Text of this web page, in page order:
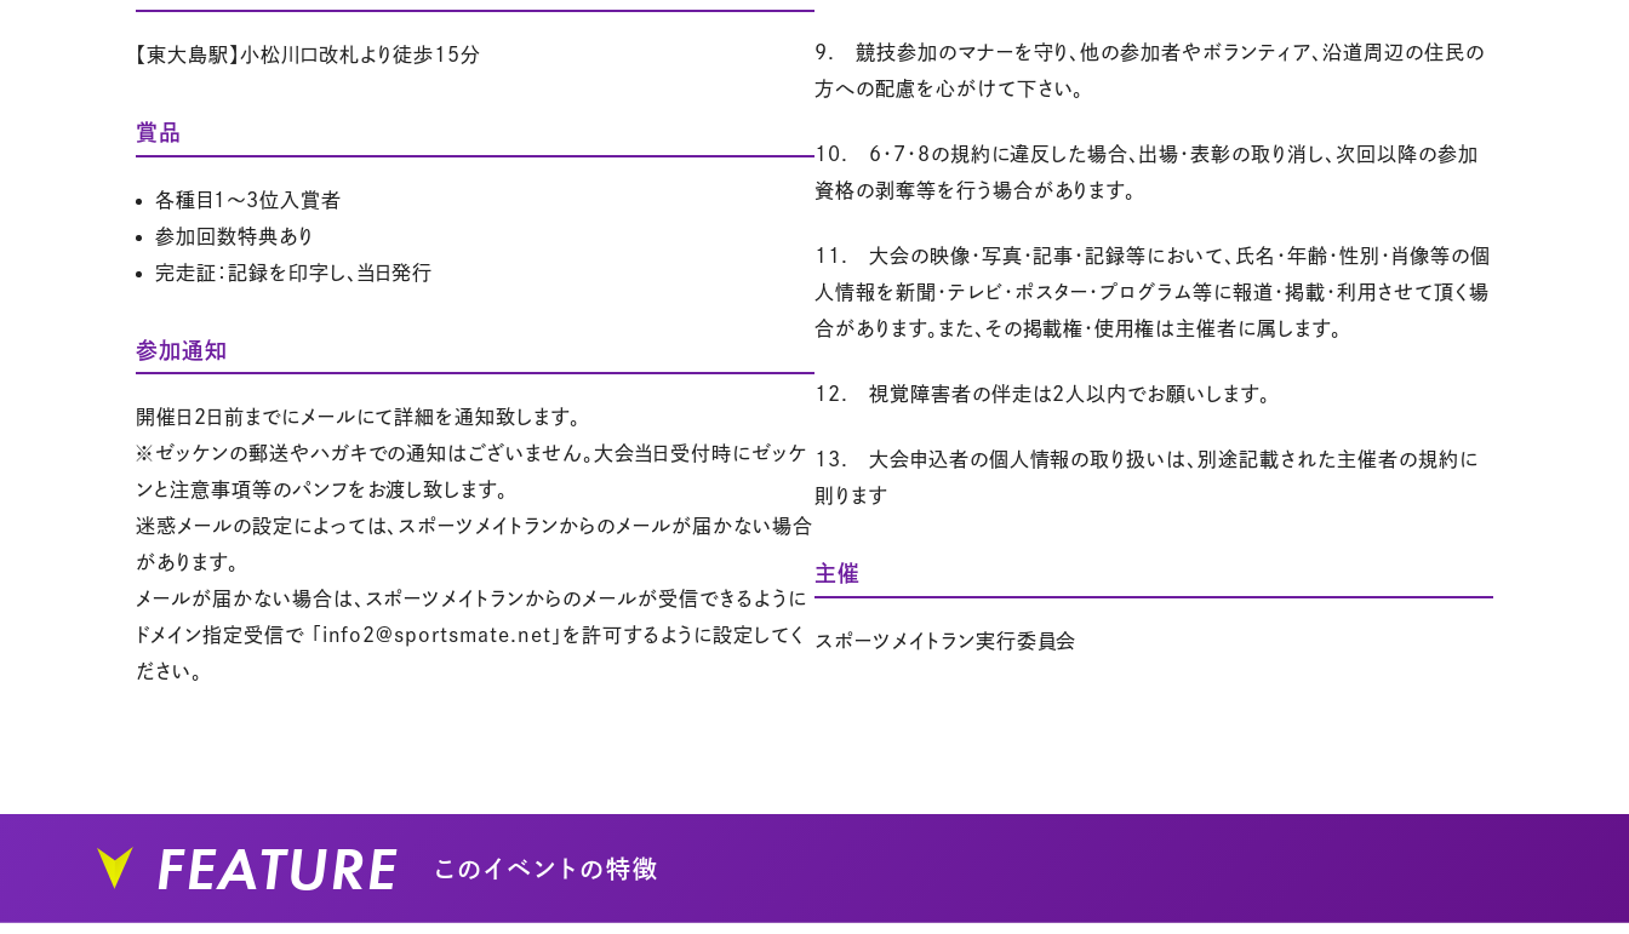
【東大島駅】小松川口改札より徒歩15分
賞品
各種目１～3位入賞者
参加回数特典あり
完走証：記録を印字し、当日発行
参加通知
開催日2日前までにメールにて詳細を通知致します。
※ゼッケンの郵送やハガキでの通知はございません。大会当日受付時にゼッケ
ンと注意事項等のパンフをお渡し致します。
迷惑メールの設定によっては、スポーツメイトランからのメールが届かない場合
があります。
メールが届かない場合は、スポーツメイトランからのメールが受信できるように
ドメイン指定受信で 「info2@sportsmate.net」を許可するように設定してく
ださい。
9. 競技参加のマナーを守り、他の参加者やボランティア、沿道周辺の住民の
方への配慮を心がけて下さい。
10. 6・7・8の規約に違反した場合、出場・表彰の取り消し、次回以降の参加
資格の剥奪等を行う場合があります。
11. 大会の映像・写真・記事・記録等において、氏名・年齢・性別・肖像等の個
人情報を新聞・テレビ・ポスター・プログラム等に報道・掲載・利用させて頂く場
合があります。また、その掲載権・使用権は主催者に属します。
12. 視覚障害者の伴走は2人以内でお願いします。
13. 大会申込者の個人情報の取り扱いは、別途記載された主催者の規約に
則ります
主催
スポーツメイトラン実行委員会
FEATURE このイベントの特徴